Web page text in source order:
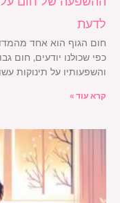
לדעת
חום הגוף הוא אחד
כפי שכולנו יודעים, חום
והשפעותיו על תינוקות
קרא עוד »